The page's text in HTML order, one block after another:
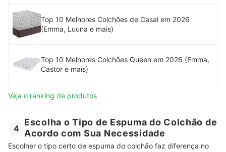
Top 10 Melhores Colchões de Casal em 2026
(Emma, Luuna e mais)
Top 10 Melhores Colchões Queen em 2026 (Emma,
Castor e mais)
Veja o ranking de produtos
4
Escolha o Tipo de Espuma do Colchão de
Acordo com Sua Necessidade
Escolher o tipo certo de espuma do colchão faz diferença no